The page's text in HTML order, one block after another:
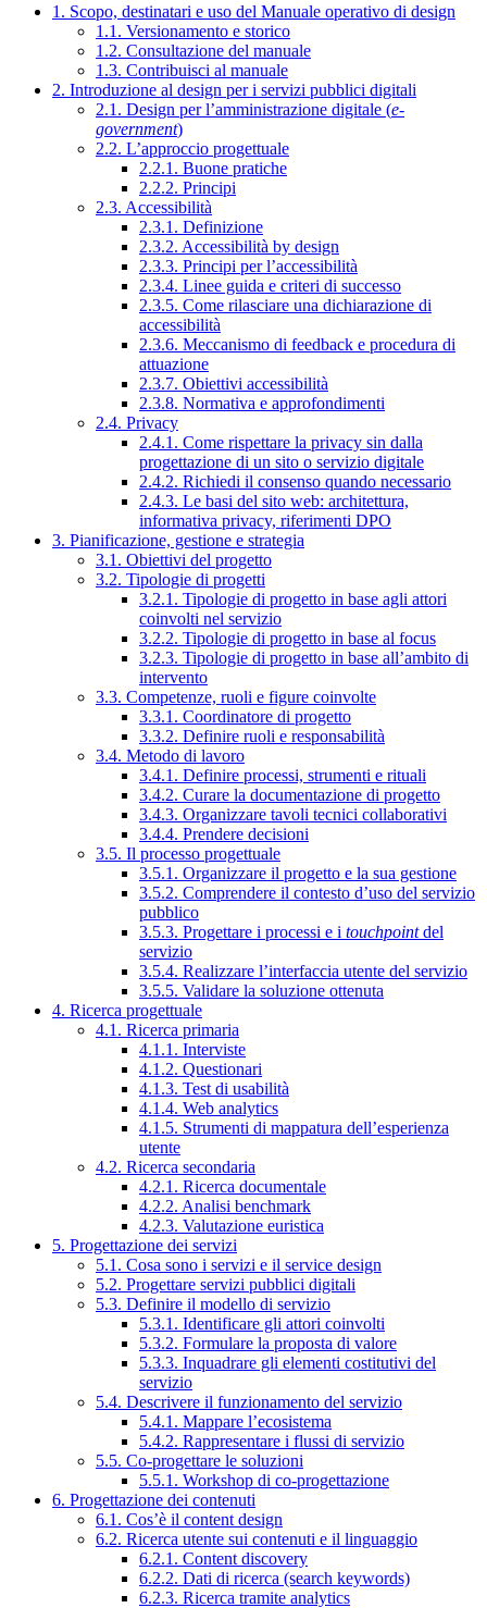
1. Scopo, destinatari e uso del Manuale operativo di design
1.1. Versionamento e storico
1.2. Consultazione del manuale
1.3. Contribuisci al manuale
2. Introduzione al design per i servizi pubblici digitali
2.1. Design per l’amministrazione digitale (e-
government)
2.2. L’approccio progettuale
2.2.1. Buone pratiche
2.2.2. Principi
2.3. Accessibilità
2.3.1. Definizione
2.3.2. Accessibilità by design
2.3.3. Principi per l’accessibilità
2.3.4. Linee guida e criteri di successo
2.3.5. Come rilasciare una dichiarazione di
accessibilità
2.3.6. Meccanismo di feedback e procedura di
attuazione
2.3.7. Obiettivi accessibilità
2.3.8. Normativa e approfondimenti
2.4. Privacy
2.4.1. Come rispettare la privacy sin dalla
progettazione di un sito o servizio digitale
2.4.2. Richiedi il consenso quando necessario
2.4.3. Le basi del sito web: architettura,
informativa privacy, riferimenti DPO
3. Pianificazione, gestione e strategia
3.1. Obiettivi del progetto
3.2. Tipologie di progetti
3.2.1. Tipologie di progetto in base agli attori
coinvolti nel servizio
3.2.2. Tipologie di progetto in base al focus
3.2.3. Tipologie di progetto in base all’ambito di
intervento
3.3. Competenze, ruoli e figure coinvolte
3.3.1. Coordinatore di progetto
3.3.2. Definire ruoli e responsabilità
3.4. Metodo di lavoro
3.4.1. Definire processi, strumenti e rituali
3.4.2. Curare la documentazione di progetto
3.4.3. Organizzare tavoli tecnici collaborativi
3.4.4. Prendere decisioni
3.5. Il processo progettuale
3.5.1. Organizzare il progetto e la sua gestione
3.5.2. Comprendere il contesto d’uso del servizio
pubblico
3.5.3. Progettare i processi e i touchpointdel
servizio
3.5.4. Realizzare l’interfaccia utente del servizio
3.5.5. Validare la soluzione ottenuta
4. Ricerca progettuale
4.1. Ricerca primaria
4.1.1. Interviste
4.1.2. Questionari
4.1.3. Test di usabilità
4.1.4. Web analytics
4.1.5. Strumenti di mappatura dell’esperienza
utente
4.2. Ricerca secondaria
4.2.1. Ricerca documentale
4.2.2. Analisi benchmark
4.2.3. Valutazione euristica
5. Progettazione dei servizi
5.1. Cosa sono i servizi e il service design
5.2. Progettare servizi pubblici digitali
5.3. Definire il modello di servizio
5.3.1. Identificare gli attori coinvolti
5.3.2. Formulare la proposta di valore
5.3.3. Inquadrare gli elementi costitutivi del
servizio
5.4. Descrivere il funzionamento del servizio
5.4.1. Mappare l’ecosistema
5.4.2. Rappresentare i flussi di servizio
5.5. Co-progettare le soluzioni
5.5.1. Workshop di co-progettazione
6. Progettazione dei contenuti
6.1. Cos’è il content design
6.2. Ricerca utente sui contenuti e il linguaggio
6.2.1. Content discovery
6.2.2. Dati di ricerca (search keywords)
6.2.3. Ricerca tramite analytics